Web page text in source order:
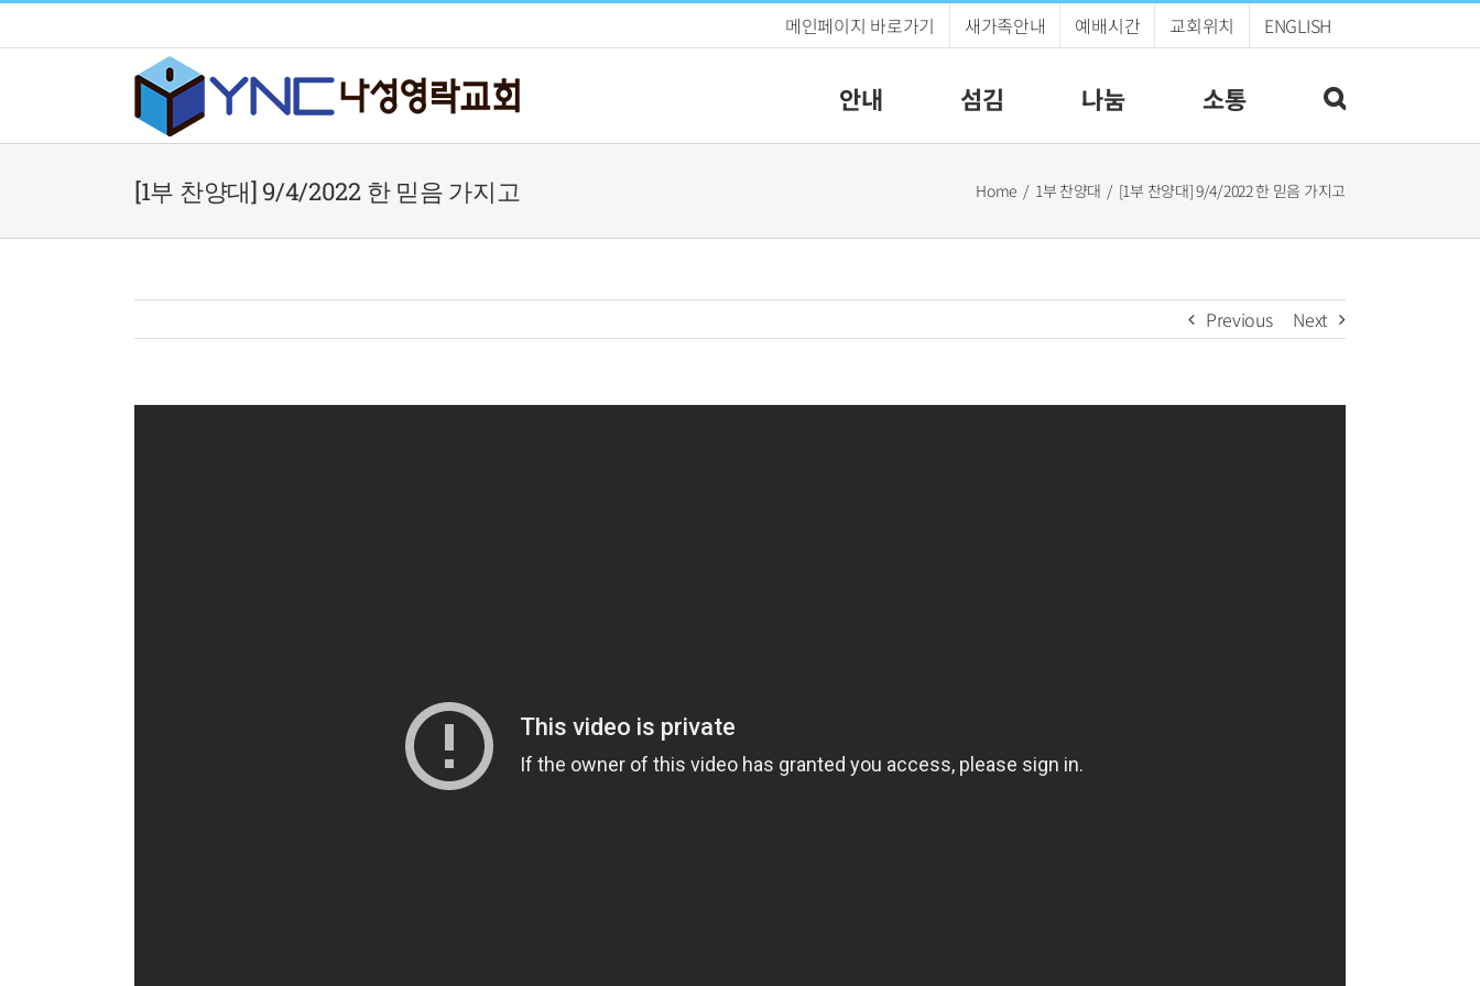
to
메인페이지 바로가기 새가족안내 예배시간 교회위치 ENGLISH
안내 섬김 나눔 소통
[1부 찬양대] 9/4/2022 한 믿음 가지고 Home 1부 찬양대 [1부 찬양대] 9/4/2022 한 믿음 가지고
Previous Next